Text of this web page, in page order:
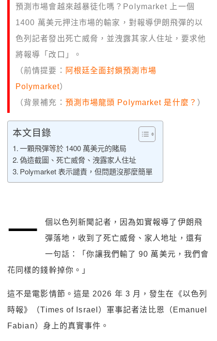
預測市場會越來越暴徒化嗎？Polymarket 上一個
1400 萬美元押注市場的輸家，對報導伊朗飛彈的以
色列記者發出死亡威脅，並洩露其家人住址，要求他
將報導「改口」。
（前情提要：
阿根廷全面封鎖預測市場
Polymarket）
（背景補充： 預測市場龍頭 Polymarket 是什麼？ ）
本文目錄
一顆飛彈等於 1400 萬美元的賭局
偽造截圖、死亡威脅、洩露家人住址
Polymarket 表示譴責，但問題沒那麼簡單
一
個以色列新聞記者，因為如實報導了伊朗飛
彈落地，收到了死亡威脅、家人地址，還有
一句話：「你讓我們輸了 90 萬美元，我們會
花同樣的錢幹掉你。」
這不是電影情節。這是 2026 年 3 月，發生在《以色列
時報》（Times of Israel）軍事記者法比恩（Emanuel
Fabian）身上的真實事件。